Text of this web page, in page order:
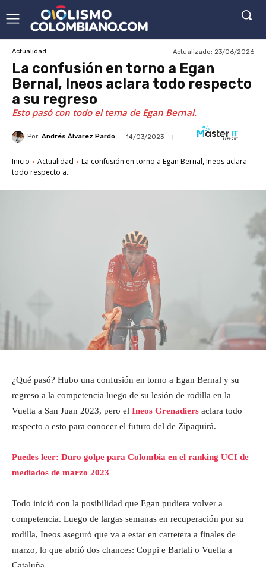
Actualidad Actualizado: 23/06/2026
La confusión en torno a Egan
Bernal, Ineos aclara todo respecto
a su regreso
Esto pasó con todo el tema de Egan Bernal.
Por Andrés Álvarez Pardo 14/03/2023
Inicio Actualidad
La confusión en torno a Egan Bernal, Ineos aclara
todo respecto a...
¿Qué pasó? Hubo una confusión en torno a Egan Bernal y su
regreso a la competencia luego de su lesión de rodilla en la
Vuelta a San Juan 2023, pero el Ineos Grenadiers aclara todo
respecto a esto para conocer el futuro del de Zipaquirá.
Puedes leer: Duro golpe para Colombia en el ranking UCI de
mediados de marzo 2023
Todo inició con la posibilidad que Egan pudiera volver a
competencia. Luego de largas semanas en recuperación por su
rodilla, Ineos aseguró que va a estar en carretera a finales de
marzo, lo que abrió dos chances: Coppi e Bartali o Vuelta a
Cataluña.